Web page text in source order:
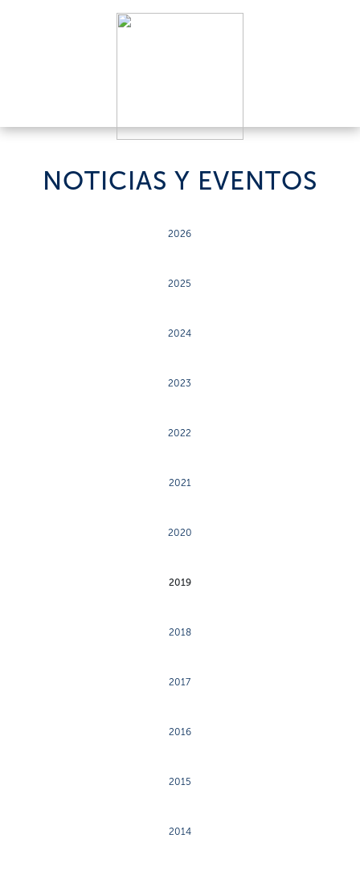
NOTICIAS Y EVENTOS
2026
2025
2024
2023
2022
2021
2020
2019
2018
2017
2016
2015
2014